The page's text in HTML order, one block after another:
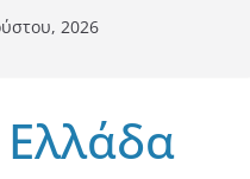
2026
Ελλάδα